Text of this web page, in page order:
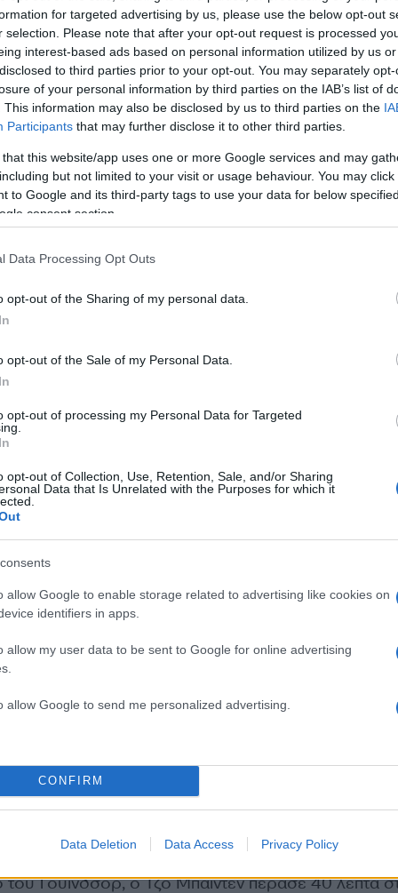
for targeted advertising by us, please use the below opt-out
selection. Please note that after your opt-out request is processed
interest-based ads based on personal information utilized by us
to third parties prior to your opt-out. You may separately
of your personal information by third parties on the IAB’s list of
This information may also be disclosed by us to third parties on the
Participants that may further disclose it to other third parties.
that this website/app uses one or more Google services and may
but not limited to your visit or usage behaviour. You may
to Google and its third-party tags to use your data for below
consent section.
Data Processing Opt Outs
opt-out of the Sharing of my personal data.
opt-out of the Sale of my Personal Data.
opt-out of processing my Personal Data for Targeted
opt-out of Collection, Use, Retention, Sale, and/or Sharing
Data that Is Unrelated with the Purposes for which it
allow Google to enable storage related to advertising like cookies on
identifiers in apps.
allow my user data to be sent to Google for online advertising
allow Google to send me personalized advertising.
CONFIRM
Data Deletion Data Access Privacy Policy
του Λευκού Οίκου Τζέικ Σάλιβαν.
μεταξύ του Τζο Μπάιντεν και του βασιλιά μετά
Γ’.
ΔΙΑΦΗΜΙΣΗ
η Τζιλ Μπάιντεν είχαν παραστεί στην κηδεία της
από δύο ώρες στο Γουίνδσορ, ο Αμερικανός
από τη Βρετανία για το Βίλνιους και τη σύνοδο
του Γουίνδσορ, ο Τζο Μπάιντεν πέρασε 40 λεπτά